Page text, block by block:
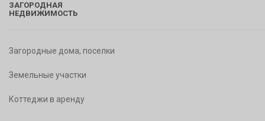
ЗАГОРОДНАЯ
НЕДВИЖИМОСТЬ
Загородные дома, поселки
Земельные участки
Коттеджи в аренду